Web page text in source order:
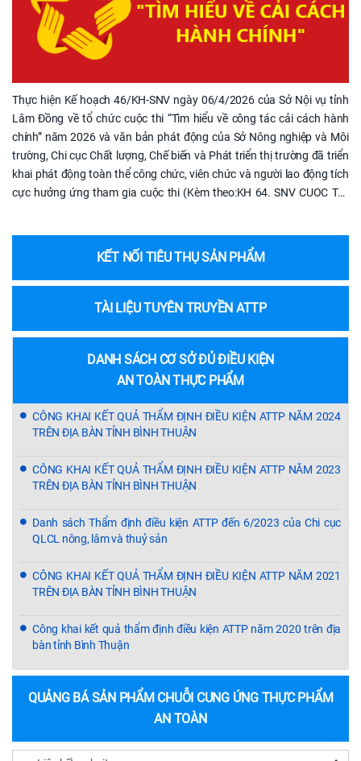
Thực hiện Kế hoạch 46/KH-SNV ngày 06/4/2026 của Sở Nội vụ tỉnh
Lâm Đồng về tổ chức cuộc thi “Tìm hiểu về công tác cải cách hành
chính” năm 2026 và văn bản phát động của Sở Nông nghiệp và Môi
trường, Chi cục Chất lượng, Chế biến và Phát triển thị trường đã triển
khai phát động toàn thể công chức, viên chức và người lao động tích
cực hưởng ứng tham gia cuộc thi (Kèm theo:KH 64. SNV CUOC THI
của tỉnh về công tác cải cách hành chính (CCHC); đồng thời nâng cao
nhận thức, trách nhiệm của đội ngũ công chức, viên chức, người lao
động trong thực thi công vụ, góp phần cải thiện chất lượng phục vụ
người dân và doanh nghiệp. Theo đó, cuộc thi gồm 02 nội dung chính:
ngày 10/7/2026, với hình thức thi trên môi trường mạng, nội dung
xoay quanh các quy định, chính sách và chỉ số liên quan đến công tác
giải quyết thủ tục hành chính, chuyển đổi số, ứng dụng công nghệ,
nâng cao mức độ hài lòng của người dân và doanh nghiệp. Chi cục đặt
tin về cuộc thi và phấn đấu có trên 80% cá nhân tham gia dự thi. Các
phòng chuyên môn, trạm trực thuộc có trách nhiệm tăng cường tuyên
truyền, vận động và tạo điều kiện để công chức, viên chức và người lao
động tham gia đầy đủ các nội dung cuộc thi. Thông qua cuộc thi, Chi
cục kỳ vọng sẽ phát hiện, nhân rộng các mô hình hay, sáng kiến thiết
thực, góp phần nâng cao hiệu quả công tác cải cách hành chính,
hướng tới xây dựng nền hành chính hiện đại, chuyên nghiệp, phục vụ
tốt hơn người dân và doanh nghiệp. Vũ Hà Diễm Thu
KẾT NỐI TIÊU THỤ SẢN PHẨM
TÀI LIỆU TUYÊN TRUYỀN ATTP
DANH SÁCH CƠ SỞ ĐỦ ĐIỀU KIỆN
AN TOÀN THỰC PHẨM
CÔNG KHAI KẾT QUẢ THẨM ĐỊNH ĐIỀU KIỆN ATTP NĂM 2024
TRÊN ĐỊA BÀN TỈNH BÌNH THUẬN
CÔNG KHAI KẾT QUẢ THẨM ĐỊNH ĐIỀU KIỆN ATTP NĂM 2023
TRÊN ĐỊA BÀN TỈNH BÌNH THUẬN
Danh sách Thẩm định điều kiện ATTP đến 6/2023 của Chi cục
QLCL nông, lâm và thuỷ sản
CÔNG KHAI KẾT QUẢ THẨM ĐỊNH ĐIỀU KIỆN ATTP NĂM 2021
TRÊN ĐỊA BÀN TỈNH BÌNH THUẬN
Công khai kết quả thẩm định điều kiện ATTP năm 2020 trên địa
bàn tỉnh Bình Thuận
QUẢNG BÁ SẢN PHẨM CHUỖI CUNG ỨNG THỰC PHẨM
AN TOÀN